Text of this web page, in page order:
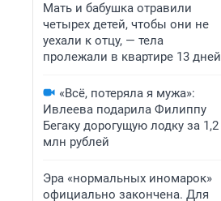
Мать и бабушка отравили
четырех детей, чтобы они не
уехали к отцу, — тела
пролежали в квартире 13 дней
«Всё, потеряла я мужа»:
Ивлеева подарила Филиппу
Бегаку дорогущую лодку за 1,2
млн рублей
Эра «нормальных иномарок»
официально закончена. Для